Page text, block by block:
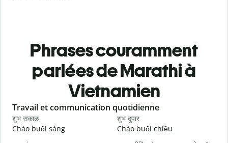
Phrases couramment
parlées de Marathi à
Vietnamien
Slide 1 of 6
Travail et communication quotidienne
शुभ सकाळ
Chào buổi sáng
शुभ दुपार
Chào buổi chiều